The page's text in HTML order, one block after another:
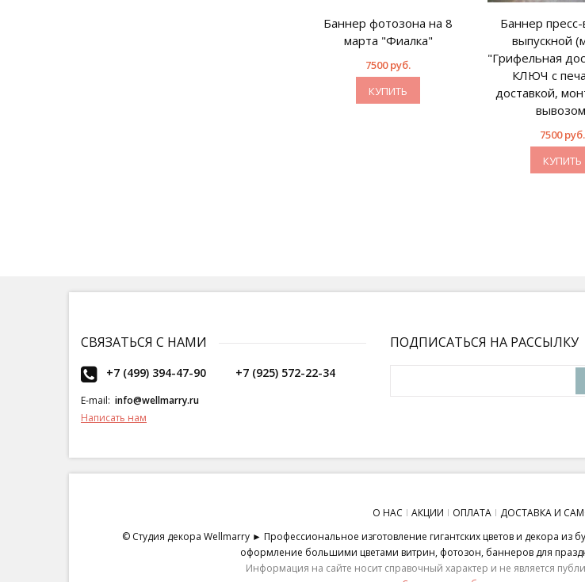
Баннер фотозона на 8
марта "Фиалка"
7500 руб.
КУПИТЬ
Баннер пресс-
выпускной
"Грифельная
КЛЮЧ с
доставкой,
7500 руб.
КУПИТЬ
СВЯЗАТЬСЯ С НАМИ
+7 (499) 394-47-90 +7 (925) 572-22-34
E-mail: info@wellmarry.ru
Написать нам
ПОДПИСАТЬСЯ НА РАССЫЛКУ
О НАС АКЦИИ ОПЛАТА ДОСТАВКА И
© Студия декора Wellmarry ► Профессиональное изготовление гигантских цветов и декора
оформление большими цветами витрин, фотозон, баннеров для
Информация на сайте носит справочный характер и не является